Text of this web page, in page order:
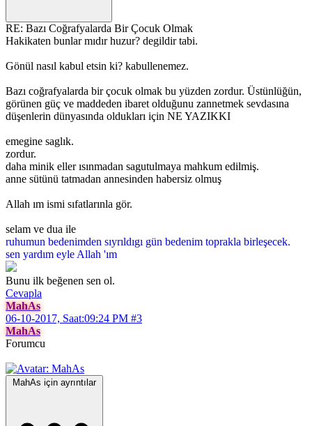
RE: Bazı Coğrafyalarda Bir Çocuk Olmak
Hakikaten bunlar mıdır huzur? degildir tabi.
Gönül nasıl kabul etsin ki? kabullenemez.
Bazı coğrafyalarda bir çocuk olmak bu yüzden zordur. Üstünlüğün,
görünen güç ve maddeden ibaret olduğunu zannetmek sevdasına
düşenlerin dünyasında oldukları için NE YAZIKKI
emegine saglık.
zordur.
daha minik eller ısınmadan sagutulmaya mahkum edilmiş.
anne sütünü tatmadan annesinden habersiz olmuş
Allah ım ismi sıfatlarınla gör.
selam ve dua ile
ruhumun bedenimden sıyrıldıgı gün bedenim toprakla birleşecek.
sen yardım eyle Allah 'ım
Bunu ilk beğenen sen ol.
Cevapla
MahAs
06-10-2017, Saat:09:24 PM #3
MahAs
Forumcu
MahAs için ayrıntılar